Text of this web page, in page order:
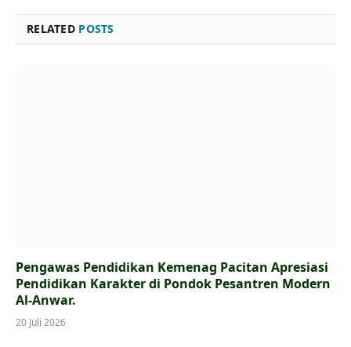
RELATED POSTS
Pengawas Pendidikan Kemenag Pacitan Apresiasi
Pendidikan Karakter di Pondok Pesantren Modern
Al-Anwar.
20 Juli 2026